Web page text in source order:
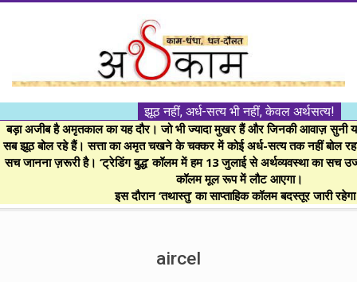
।।
अर्थकाम।।
BE
FINANCIALLY
झूठ नहीं, अर्ध-सत्य भी नहीं, केवल अर्थसत्य!
बड़ा अजीब है अमृतकाल का यह दौर। जो भी ज्यादा मुखर हैं और जिनकी आवाज़ सुनी
सब झूठ बोल रहे हैं। सत्ता का अमृत चखने के चक्कर में कोई अर्ध-सत्य तक नहीं बोल
सच जानना ज़रूरी है। ‘ट्रेडिंग बुद्ध’ कॉलम में हम 13 जुलाई से अर्थव्यवस्था का सच
कॉलम मूल रूप में लौट आएगा।
इस दौरान ‘तथास्तु’ का साप्ताहिक कॉलम बदस्तूर जारी
aircel